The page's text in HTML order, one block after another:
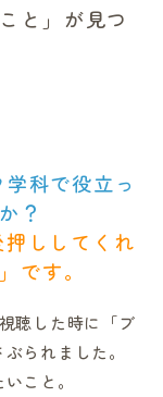
と」が見つ
科で役立っ
？
ししてくれ
です。
聴した時に「ブ
られました。
こと。